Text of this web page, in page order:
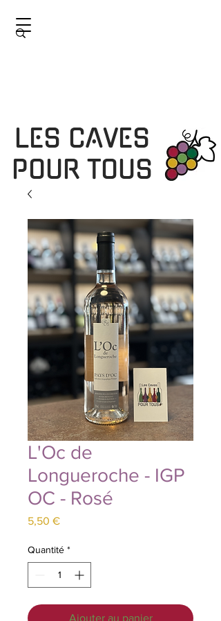
LES CAVES
POUR TOUS
L'Oc de
Longueroche - IGP
OC - Rosé
5,50 €Prix
Quantité *
Ajouter au panier